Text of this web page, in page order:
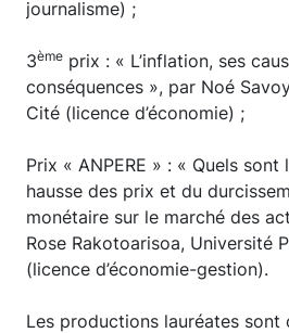
journalisme) ;
3ème prix : « L’inflation, ses
conséquences », par Noé
Cité (licence d’économie) ;
Prix « ANPERE » : « Quels
hausse des prix et du
monétaire sur le marché des
Rose Rakotoarisoa, Université
(licence d’économie-gestion).
Les productions lauréates sont